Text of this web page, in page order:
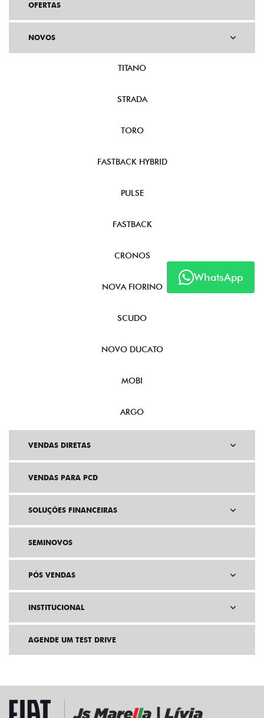
WhatsApp
OFERTAS
NOVOS
TITANO
STRADA
TORO
FASTBACK HYBRID
PULSE
FASTBACK
CRONOS
NOVA FIORINO
SCUDO
NOVO DUCATO
MOBI
ARGO
VENDAS DIRETAS
VENDAS PARA PCD
SOLUÇÕES FINANCEIRAS
SEMINOVOS
PÓS VENDAS
INSTITUCIONAL
AGENDE UM TEST DRIVE